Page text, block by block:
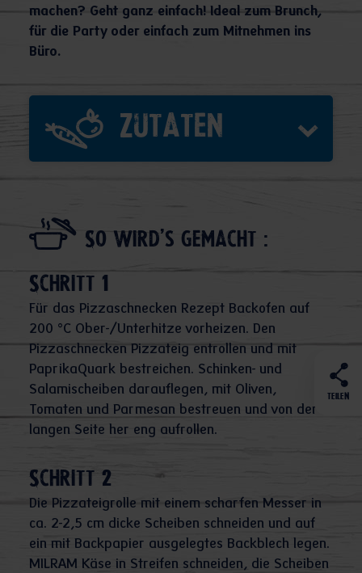
TEILEN
machen? Geht ganz einfach! Ideal zum Brunch,
für die Party oder einfach zum Mitnehmen ins
Büro.
Zutaten
So wird's gemacht :
Schritt 1
Für das Pizzaschnecken Rezept Backofen auf
200 °C Ober-/Unterhitze vorheizen. Den
Pizzaschnecken Pizzateig entrollen und mit
PaprikaQuark bestreichen. Schinken- und
Salamischeiben darauflegen, mit Oliven,
Tomaten und Parmesan bestreuen und von der
langen Seite her eng aufrollen.
Schritt 2
Die Pizzateigrolle mit einem scharfen Messer in
ca. 2-2,5 cm dicke Scheiben schneiden und auf
ein mit Backpapier ausgelegtes Backblech legen.
MILRAM Käse in Streifen schneiden, die Scheiben